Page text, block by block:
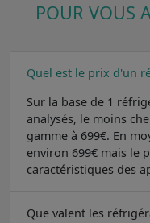
POUR VOUS
Quel est le prix d'un
Sur la base de 1
analysés, le moins
gamme à 699€. En
environ 699€ mais le
caractéristiques des
Que valent les